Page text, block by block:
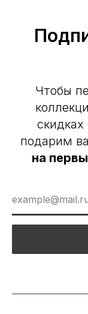
Чтобы
скидках
подарим
на